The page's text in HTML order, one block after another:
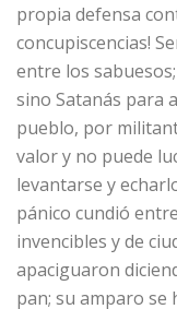
propia defensa
concupiscencias!
entre los
sino Satanás para
pueblo, por
valor y no puede
levantarse y
pánico cundió
invencibles y de
apaciguaron
pan; su amparo se